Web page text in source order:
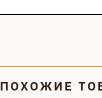
ПОХОЖИЕ